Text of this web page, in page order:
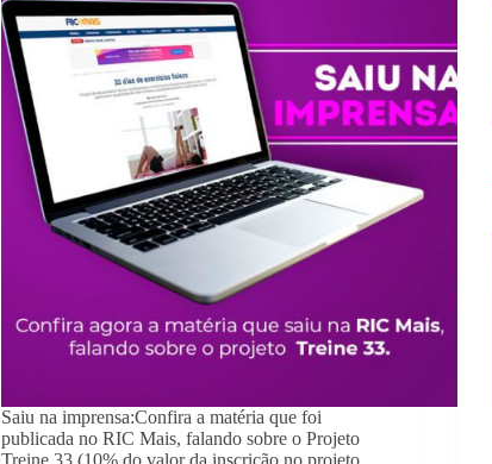
Saiu na imprensa:Confira a matéria que foi
publicada no RIC Mais, falando sobre o Projeto
Treine 33 (10% do valor da inscrição no projeto